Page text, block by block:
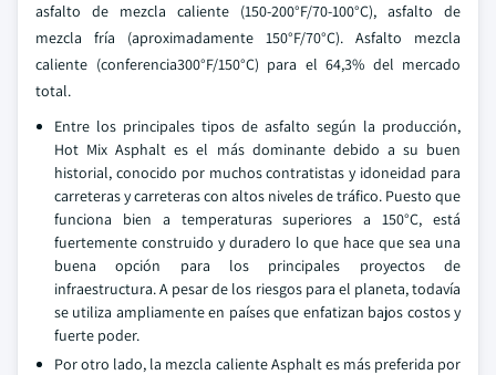
asfalto de mezcla caliente (150-200°F/70-100°C), asfalto de
mezcla fría (aproximadamente 150°F/70°C). Asfalto mezcla
caliente (conferencia300°F/150°C) para el 64,3% del mercado
total.
Entre los principales tipos de asfalto según la producción,
Hot Mix Asphalt es el más dominante debido a su buen
historial, conocido por muchos contratistas y idoneidad para
carreteras y carreteras con altos niveles de tráfico. Puesto que
funciona bien a temperaturas superiores a 150°C, está
fuertemente construido y duradero lo que hace que sea una
buena opción para los principales proyectos de
infraestructura. A pesar de los riesgos para el planeta, todavía
se utiliza ampliamente en países que enfatizan bajos costos y
fuerte poder.
Por otro lado, la mezcla caliente Asphalt es más preferida por